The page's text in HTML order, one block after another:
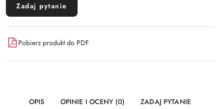
Zadaj pytanie
Pobierz produkt do PDF
OPIS OPINIE I OCENY (0) ZADAJ PYTANIE